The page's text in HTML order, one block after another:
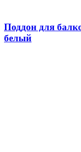
Поддон для
белый